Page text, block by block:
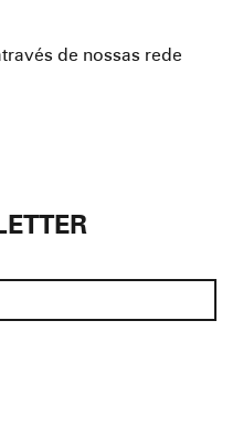
de nossas rede